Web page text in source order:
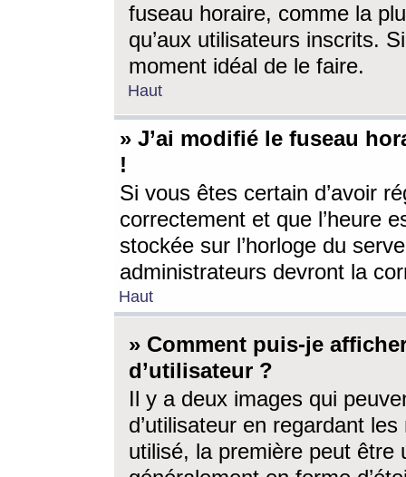
fuseau horaire, comme la
qu’aux utilisateurs inscrits.
moment idéal de le faire.
Haut
» J’ai modifié le fuseau
!
Si vous êtes certain d’avoir
correctement et que l’heure
stockée sur l’horloge du
administrateurs devront la
Haut
» Comment puis-je
d’utilisateur ?
Il y a deux images qui
d’utilisateur en regardant
utilisé, la première peut être